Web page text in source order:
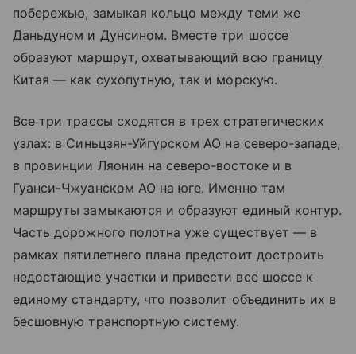
побережью, замыкая кольцо между теми же
Даньдуном и Дунсином. Вместе три шоссе
образуют маршрут, охватывающий всю границу
Китая — как сухопутную, так и морскую.
Все три трассы сходятся в трех стратегических
узлах: в Синьцзян-Уйгурском АО на северо-западе,
в провинции Ляонин на северо-востоке и в
Гуанси-Чжуанском АО на юге. Именно там
маршруты замыкаются и образуют единый контур.
Часть дорожного полотна уже существует — в
рамках пятилетнего плана предстоит достроить
недостающие участки и привести все шоссе к
единому стандарту, что позволит объединить их в
бесшовную транспортную систему.